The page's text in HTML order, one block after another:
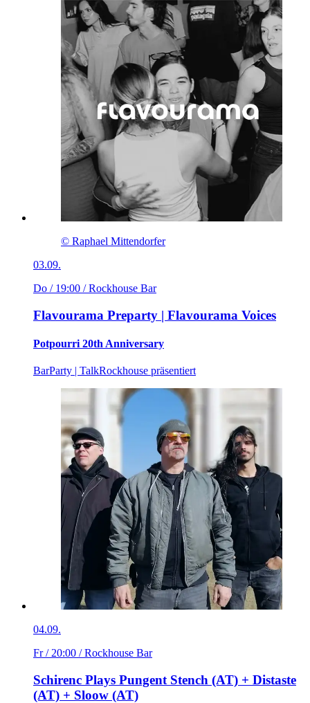
© Raphael Mittendorfer
03.09.
Do / 19:00 / Rockhouse Bar
Flavourama Preparty | Flavourama Voices
Potpourri 20th Anniversary
BarParty | TalkRockhouse präsentiert
04.09.
Fr / 20:00 / Rockhouse Bar
Schirenc Plays Pungent Stench (AT) + Distaste
(AT) + Sloow (AT)